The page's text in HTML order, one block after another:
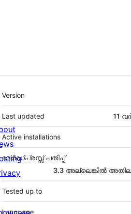
Meta
Version
Last updated 11
Active installations
വേർഡ്പ്രസ്സ് പതിപ്പ്
3.3 അല്ലെങ്കില്‍
Tested up to
Language